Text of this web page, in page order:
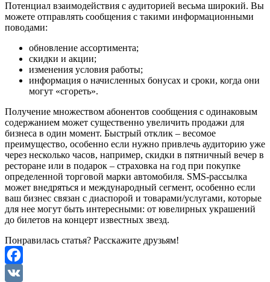
Потенциал взаимодействия с аудиторией весьма широкий. Вы
можете отправлять сообщения с такими информационными
поводами:
обновление ассортимента;
скидки и акции;
изменения условия работы;
информация о начисленных бонусах и сроки, когда они
могут «сгореть».
Получение множеством абонентов сообщения с одинаковым
содержанием может существенно увеличить продажи для
бизнеса в один момент. Быстрый отклик – весомое
преимущество, особенно если нужно привлечь аудиторию уже
через несколько часов, например, скидки в пятничный вечер в
ресторане или в подарок – страховка на год при покупке
определенной торговой марки автомобиля. SMS-рассылка
может внедряться и международный сегмент, особенно если
ваш бизнес связан с диаспорой и товарами/услугами, которые
для нее могут быть интересными: от ювелирных украшений
до билетов на концерт известных звезд.
Понравилась статья? Расскажите друзьям!
Facebook